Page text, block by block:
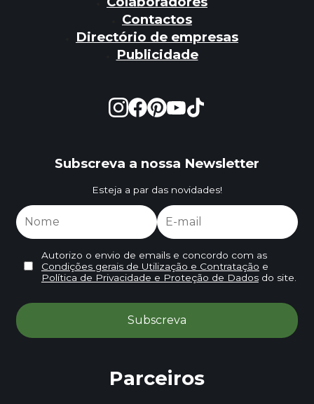
Contactos
Directório de empresas
Publicidade
Subscreva a nossa Newsletter
Esteja a par das novidades!
Autorizo o envio de emails e concordo com as
Condições gerais de Utilização e Contratação e
Política de Privacidade e Proteção de Dadosdo site.
Parceiros